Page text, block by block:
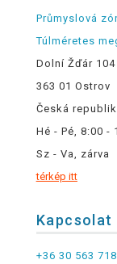
Průmyslová
Túlméretes
Dolní Žďár 104
363 01 Ostrov
Česká
Hé - Pé, 8:00 -
Sz - Va, zárva
térkép itt
Kapcsolat
+36 30 563